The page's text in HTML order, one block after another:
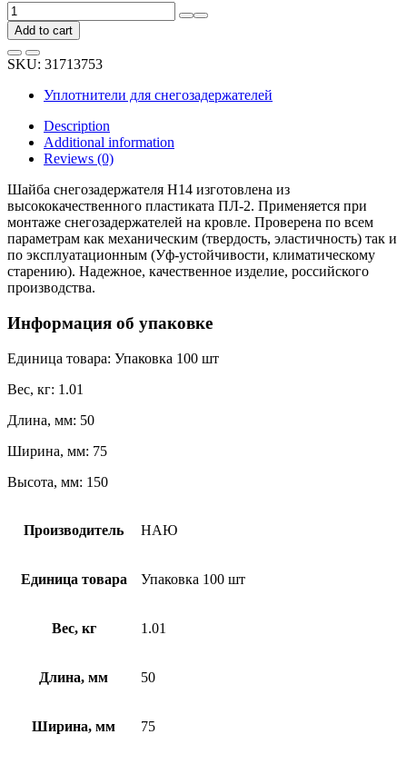
Шайба
снегозадержателя
НАЮ
Н14
(упаковка
УП-
Н14-
Add to cart
SKU: 31713753
Уплотнители для снегозадержателей
Description
Additional information
Reviews (0)
Шайба снегозадержателя Н14 изготовлена из
высококачественного пластиката ПЛ-2. Применяется при
монтаже снегозадержателей на кровле. Проверена по всем
параметрам как механическим (твердость, эластичность) так и
по эксплуатационным (Уф-устойчивости, климатическому
старению). Надежное, качественное изделие, российского
производства.
Информация об упаковке
Единица товара: Упаковка 100 шт
Вес, кг: 1.01
Длина, мм: 50
Ширина, мм: 75
Высота, мм: 150
Производитель НАЮ
Единица товара Упаковка 100 шт
Вес, кг 1.01
Длина, мм 50
Ширина, мм 75